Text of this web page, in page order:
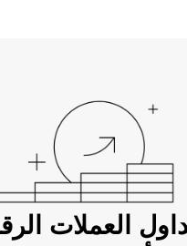
العملات